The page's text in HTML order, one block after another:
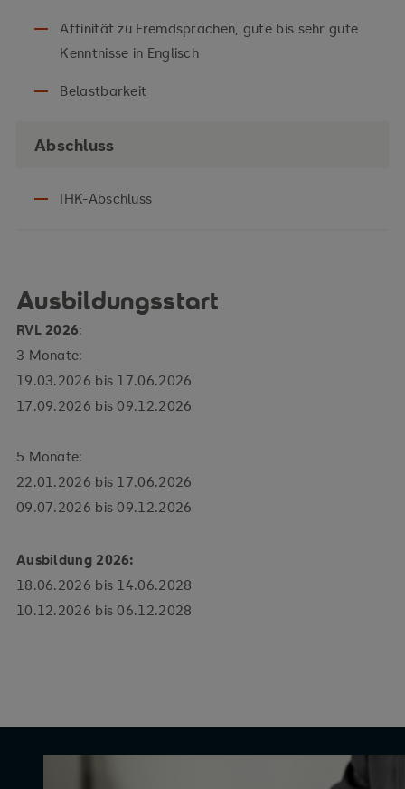
Affinität zu Fremdsprachen, gute bis sehr gute
Kenntnisse in Englisch
Belastbarkeit
Abschluss
IHK-Abschluss
Ausbildungsstart
RVL 2026:
3 Monate:
19.03.2026 bis 17.06.2026
17.09.2026 bis 09.12.2026
5 Monate:
22.01.2026 bis 17.06.2026
09.07.2026 bis 09.12.2026
Ausbildung 2026:
18.06.2026 bis 14.06.2028
10.12.2026 bis 06.12.2028